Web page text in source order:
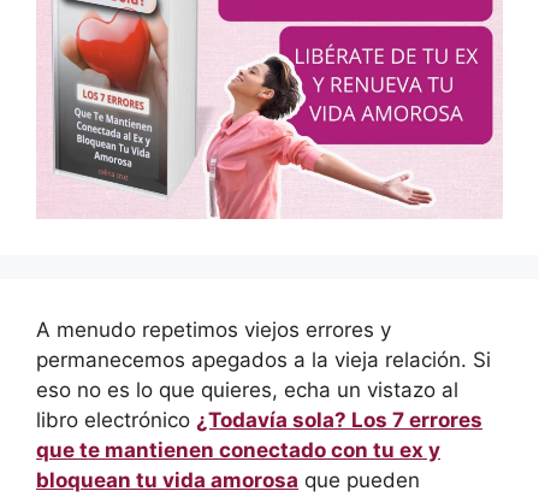
A menudo repetimos viejos errores y
permanecemos apegados a la vieja relación. Si
eso no es lo que quieres, echa un vistazo al
libro electrónico ¿Todavía sola? Los 7 errores
que te mantienen conectado con tu ex y
bloquean tu vida amorosa que pueden